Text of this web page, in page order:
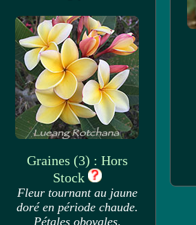
Graines (3) : Hors
Stock
Fleur tournant au jaune
doré en période chaude.
Pétales obovales,